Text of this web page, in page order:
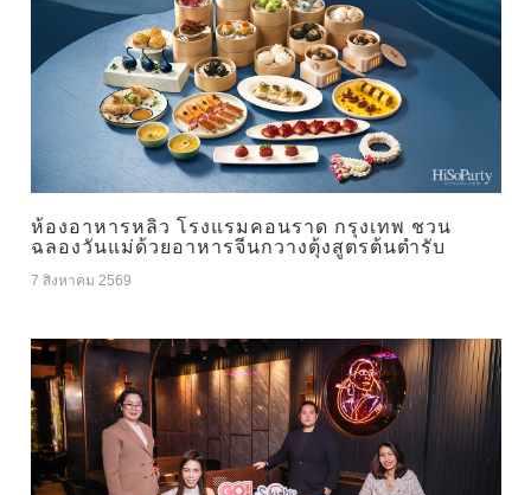
ห้องอาหารหลิว โรงแรมคอนราด กรุงเทพ ชวน
ฉลองวันแม่ด้วยอาหารจีนกวางตุ้งสูตรต้นตำรับ
7 สิงหาคม 2569